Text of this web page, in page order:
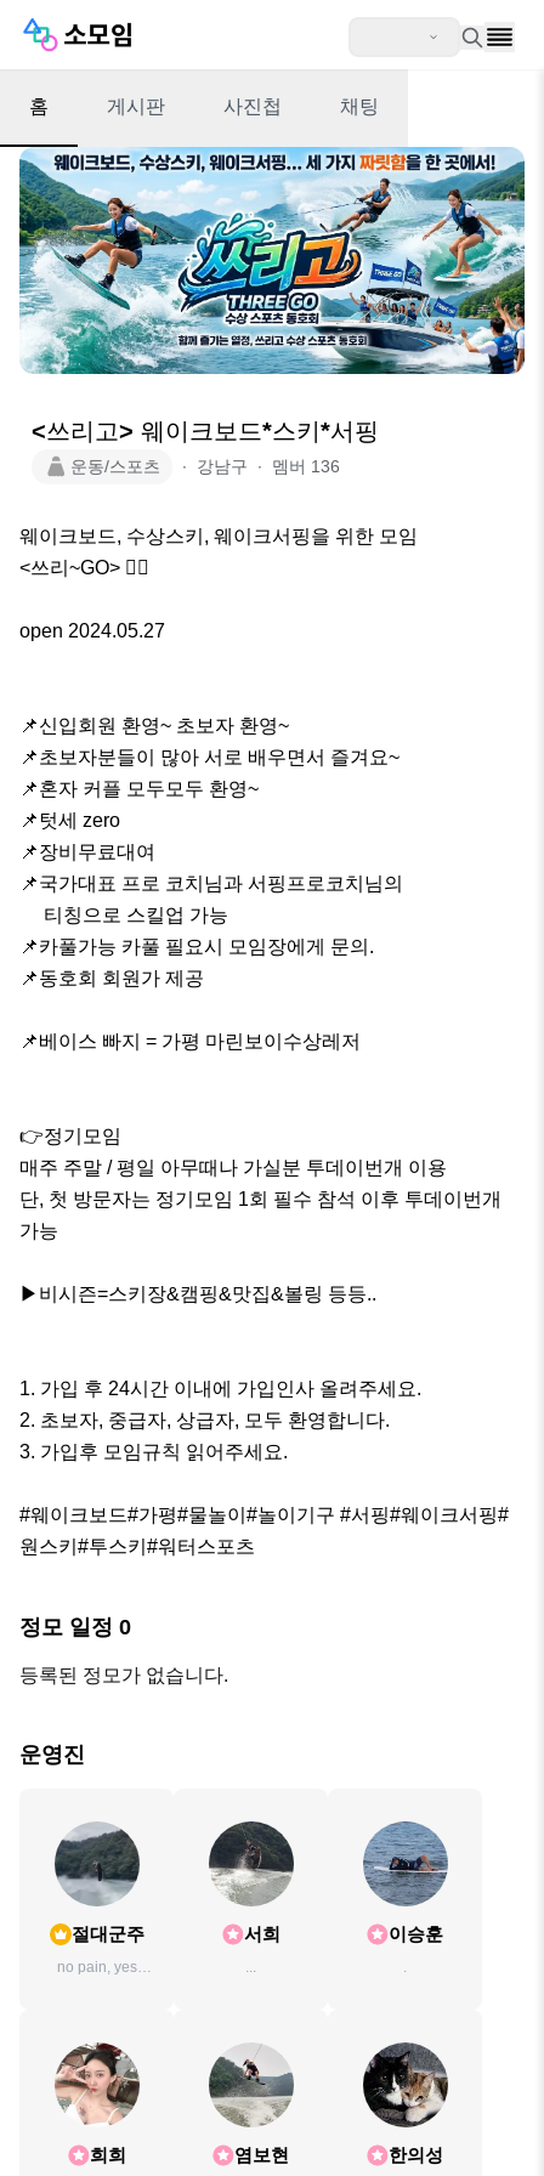
홈 게시판 사진첩 채팅
<쓰리고> 웨이크보드*스키*서핑
운동/스포츠 ∙ 강남구 ∙ 멤버 136
웨이크보드, 수상스키, 웨이크서핑을 위한 모임
<쓰리~GO> 🏄‍♂️
open 2024.05.27
📌신입회원 환영~ 초보자 환영~
📌초보자분들이 많아 서로 배우면서 즐겨요~
📌혼자 커플 모두모두 환영~
📌텃세 zero
📌장비무료대여
📌국가대표 프로 코치님과 서핑프로코치님의
📌카풀가능 카풀 필요시 모임장에게 문의.
📌동호회 회원가 제공
📌베이스 빠지 = 가평 마린보이수상레저
👉정기모임
매주 주말 / 평일 아무때나 가실분 투데이번개 이용
단, 첫 방문자는 정기모임 1회 필수 참석 이후 투데이번개
가능
▶비시즌=스키장&캠핑&맛집&볼링 등등..
1. 가입 후 24시간 이내에 가입인사 올려주세요.
2. 초보자, 중급자, 상급자, 모두 환영합니다.
3. 가입후 모임규칙 읽어주세요.
#웨이크보드#가평#물놀이#놀이기구 #서핑#웨이크서핑#
원스키#투스키#워터스포츠
정모 일정 0
등록된 정모가 없습니다.
운영진
절대군주
no pain, yes
서희 이승훈
희희 염보현 한의성